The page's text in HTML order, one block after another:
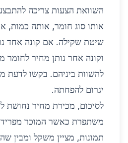
השוואת הצעות צריכה
אותו סוג חומר, אותה כמות,
שיטת שקילה. אם קונה אחד
וקונה אחר נותן מחיר לחומר
להשוות ביניהם. בקשו לדעת
יגרום להפחתה.
לסיכום, מכירת מחיר נחושת
משתפרת כאשר המוכר מפריד
תמונות, מציין משקל ומבין